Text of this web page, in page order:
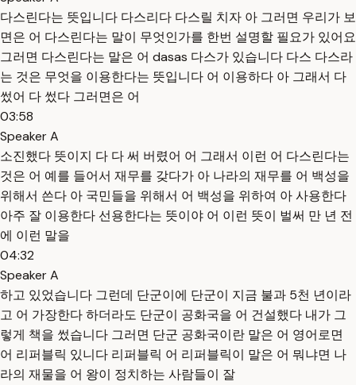
다스린다는 뜻입니다 다스리다 다스릴 치자 아 그러면 우리가 보
면은 어 다스린다는 말이 무엇인가를 한번 설명할 필요가 있어요
그러면 다스린다는 말은 어 dasas 다스가 있습니다 다스 다스라
는 것은 무엇을 이용한다는 뜻입니다 어 이용하다 아 그래서 다
썼어 다 썼다 그러면은 어
03:58
Speaker A
소진했다 뜻이지 다 다 써 버렸어 어 그래서 이런 어 다스린다는
것은 어 예를 들어서 재무를 갖다가 아 나라의 재무를 어 백성을
위해서 쓴다 아 국민들을 위해서 어 백성을 위하여 아 사용한다
아주 잘 이용한다 선용한다는 뜻이야 어 이런 뜻이 벌써 만 년 전
에 이런 말을
04:32
Speaker A
하고 있었습니다 그런데 단군이에 단군이 지금 불과 5천 년이라
고 어 가장한다 하더라도 단군이 공화국을 어 건설했다 내가 그
렇게 책을 썼습니다 그러면 단군 공화국이란 말은 어 영어로면
어 리퍼블릭 있니다 리퍼블릭 어 리퍼블릭이 말은 어 뭐냐면 나
라의 재물을 어 왕이 정치하는 사람들이 잘